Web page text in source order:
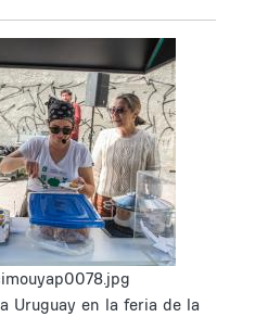
Uruguay en la feria de la